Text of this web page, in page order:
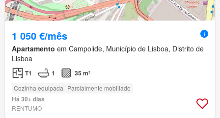
1 050 €/mês
Apartamento em Campolide, Município de Lisboa, Distrito de
Lisboa
T1 1 35 m²
Cozinha equipada Parcialmente mobiliado
Há 30+ dias
RENTUMO